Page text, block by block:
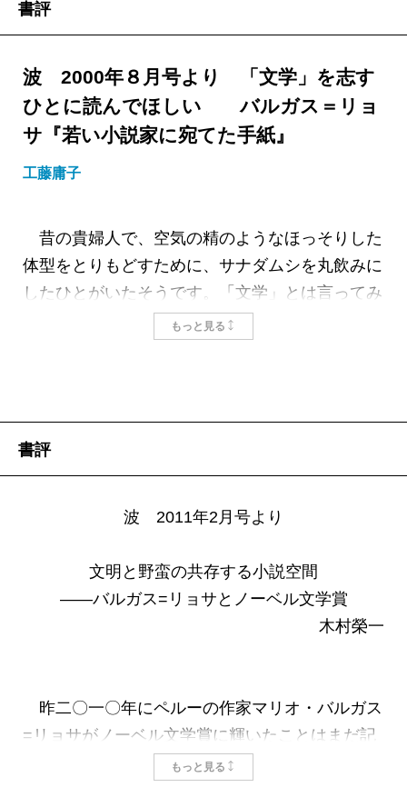
書評
波 2000年８月号より 「文学」を志す
ひとに読んでほしい バルガス＝リョ
サ『若い小説家に宛てた手紙』
工藤庸子
昔の貴婦人で、空気の精のようなほっそりした
体型をとりもどすために、サナダムシを丸飲みに
したひとがいたそうです。「文学」とは言ってみ
れば、その寄生虫みたいなもの、という寓話から
「彼女」に捧げてしまったような具合だというの
牛と豚を合わせたような怪物で、首はくにゃくに
り、そうとは気づかず自分の脚を食べてしまいま
す。フローベールの『聖アントワーヌの誘惑』に
描かれた、知るひとぞ知る恐るべき動物なのです
あらわします。なるほどその姿は、自分の人生に
鼻をつっこみ、自分の身体を咀嚼して「作品」を
つくる作家のそれに、どこか似ているのかもしれ
もっと見る
書評
波 2011年2月号より
文明と野蛮の共存する小説空間
――バルガス=リョサとノーベル文学賞
木村榮一
昨二〇一〇年にペルーの作家マリオ・バルガス
=リョサがノーベル文学賞に輝いたことはまだ記
憶に新しい。その知らせを受けた夫人が電話口で
もっと見る